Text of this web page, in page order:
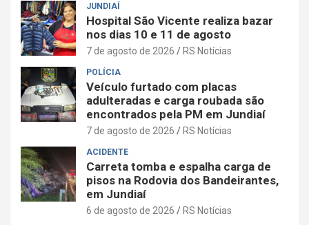
JUNDIAÍ
Hospital São Vicente realiza bazar
nos dias 10 e 11 de agosto
7 de agosto de 2026 RS Notícias
POLÍCIA
Veículo furtado com placas
adulteradas e carga roubada são
encontrados pela PM em Jundiaí
7 de agosto de 2026 RS Notícias
ACIDENTE
Carreta tomba e espalha carga de
pisos na Rodovia dos Bandeirantes,
em Jundiaí
6 de agosto de 2026 RS Notícias